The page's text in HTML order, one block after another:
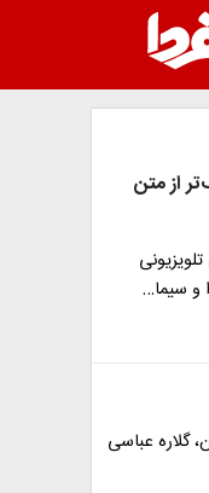
از متن
و سیما…
گلاره عباسی